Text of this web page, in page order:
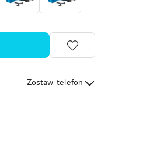
Zostaw telefon
Wyślij